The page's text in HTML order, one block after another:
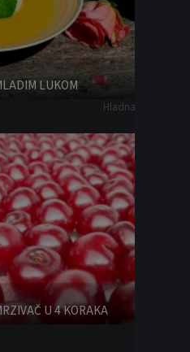
U 4 KORAKA
nas kontaktirati putem ovog